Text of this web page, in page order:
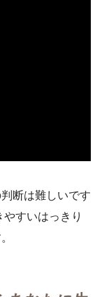
断は難しいです
すいはっきり